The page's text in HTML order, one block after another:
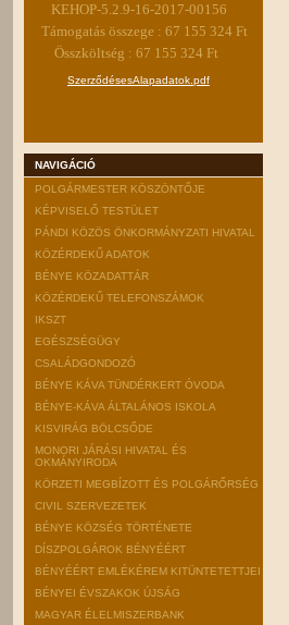
KEHOP-5.2.9-16-2017-00156
Támogatás összege : 67 155 324 Ft
Összköltség : 67 155 324 Ft
SzerződésesAlapadatok.pdf
NAVIGÁCIÓ
POLGÁRMESTER KÖSZÖNTŐJE
KÉPVISELŐ TESTÜLET
PÁNDI KÖZÖS ÖNKORMÁNYZATI HIVATAL
KÖZÉRDEKŰ ADATOK
BÉNYE KÖZADATTÁR
KÖZÉRDEKŰ TELEFONSZÁMOK
IKSZT
EGÉSZSÉGÜGY
CSALÁDGONDOZÓ
BÉNYE KÁVA TÜNDÉRKERT ÓVODA
BÉNYE-KÁVA ÁLTALÁNOS ISKOLA
KISVIRÁG BÖLCSŐDE
MONORI JÁRÁSI HIVATAL ÉS
OKMÁNYIRODA
KÖRZETI MEGBÍZOTT ÉS POLGÁRŐRSÉG
CIVIL SZERVEZETEK
BÉNYE KÖZSÉG TÖRTÉNETE
DÍSZPOLGÁROK BÉNYÉÉRT
BÉNYÉÉRT EMLÉKÉREM KITÜNTETETTJEI
BÉNYEI ÉVSZAKOK ÚJSÁG
MAGYAR ÉLELMISZERBANK